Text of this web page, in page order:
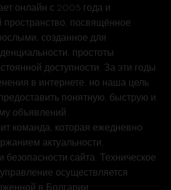
онлайн с 2005 года и
пространство, посвящённое
созданное для
простоты
доступности. За эти годы
в интернете, но наша цель
понятную, быструю и
объявлений.
команда, которая ежедневно
актуальности,
безопасности сайта. Техническое
осуществляется
в Болгарии.